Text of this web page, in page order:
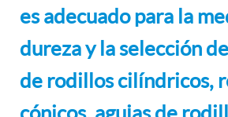
es adecuado para la
dureza y la selección
de rodillos cilíndricos,
cónicos, agujas de